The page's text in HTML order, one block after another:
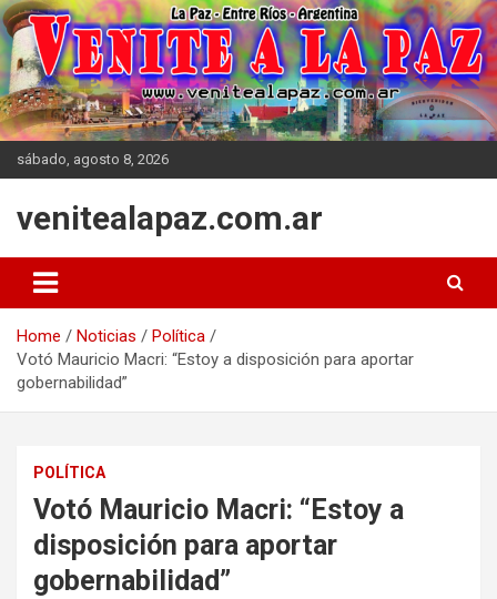
Skip
to
content
sábado, agosto 8, 2026
venitealapaz.com.ar
Home Noticias
Política
Votó Mauricio Macri: “Estoy a disposición para aportar
gobernabilidad”
POLÍTICA
Votó Mauricio Macri: “Estoy a
disposición para aportar
gobernabilidad”